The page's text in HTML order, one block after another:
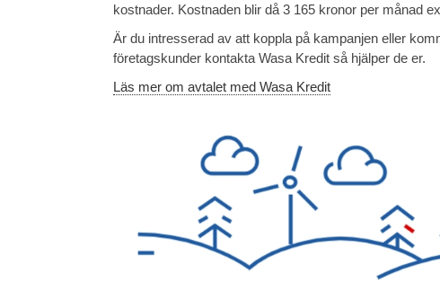
kostnader. Kostnaden blir då 3 165 kronor per månad
Är du intresserad av att koppla på kampanjen eller
företagskunder kontakta Wasa Kredit så hjälper de er.
Läs mer om avtalet med Wasa Kredit